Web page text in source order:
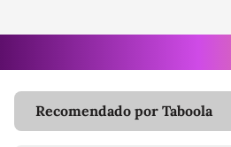
Recomendado por Taboola